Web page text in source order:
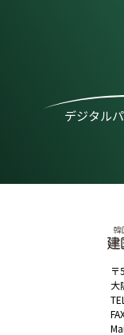
デジタル
〒
大